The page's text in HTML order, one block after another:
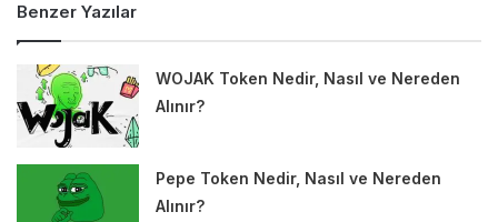
Benzer Yazılar
WOJAK Token Nedir, Nasıl ve Nereden
Alınır?
Pepe Token Nedir, Nasıl ve Nereden
Alınır?